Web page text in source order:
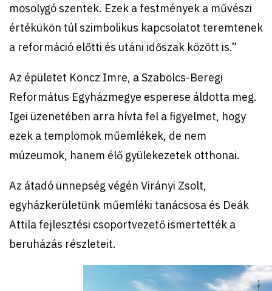
mosolygó szentek. Ezek a festmények a művészi
értékükön túl szimbolikus kapcsolatot teremtenek
a reformáció előtti és utáni időszak között is.”
Az épületet Koncz Imre, a Szabolcs-Beregi
Református Egyházmegye esperese áldotta meg.
Igei üzenetében arra hívta fel a figyelmet, hogy
ezek a templomok műemlékek, de nem
múzeumok, hanem élő gyülekezetek otthonai.
Az átadó ünnepség végén Virányi Zsolt,
egyházkerületünk műemléki tanácsosa és Deák
Attila fejlesztési csoportvezető ismertették a
beruházás részleteit.